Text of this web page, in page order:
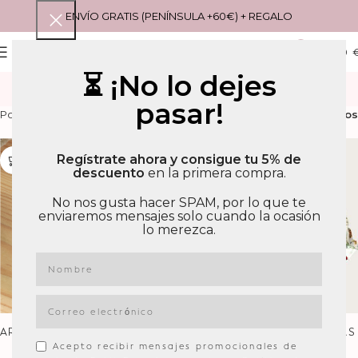
⏳ ¡No lo dejes
pasar!
Regístrate ahora y consigue tu 5% de
descuento en la primera compra.
No nos gusta hacer SPAM, por lo que te
enviaremos mensajes solo cuando la ocasión
lo merezca.
Acepto recibir mensajes promocionales de
ENVÍO GRATIS (PENÍNSULA +60€) + REGALO
0,00
DESTACADOS
Portada Filtros
ARCOIRIS TEJIDO
-20%
BLUSA BAMBULA MARIPOSAS